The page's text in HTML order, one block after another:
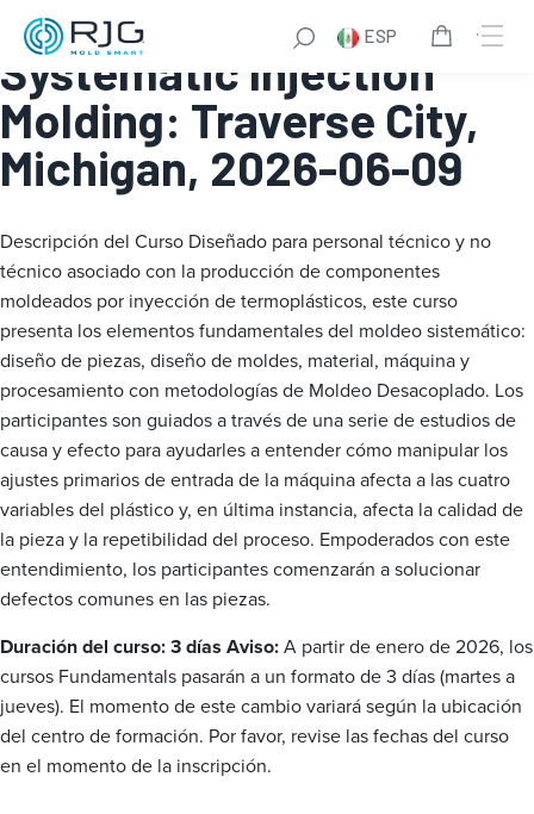
ESP
Fundamentals of
Systematic Injection
Molding: Traverse City,
Michigan, 2026-06-09
Descripción del Curso Diseñado para personal técnico y no
técnico asociado con la producción de componentes
moldeados por inyección de termoplásticos, este curso
presenta los elementos fundamentales del moldeo sistemático:
diseño de piezas, diseño de moldes, material, máquina y
procesamiento con metodologías de Moldeo Desacoplado. Los
participantes son guiados a través de una serie de estudios de
causa y efecto para ayudarles a entender cómo manipular los
ajustes primarios de entrada de la máquina afecta a las cuatro
variables del plástico y, en última instancia, afecta la calidad de
la pieza y la repetibilidad del proceso. Empoderados con este
entendimiento, los participantes comenzarán a solucionar
defectos comunes en las piezas.
Duración del curso: 3 días Aviso:A partir de enero de 2026, los
cursos Fundamentals pasarán a un formato de 3 días (martes a
jueves). El momento de este cambio variará según la ubicación
del centro de formación. Por favor, revise las fechas del curso
en el momento de la inscripción.